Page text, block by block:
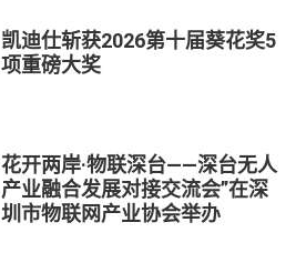
凯迪仕斩获2026第十届葵花奖5
项重磅大奖
花开两岸·物联深台——深台无人
产业融合发展对接交流会”在深
圳市物联网产业协会举办